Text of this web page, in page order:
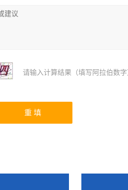
请输入计算结果（填写阿拉伯数